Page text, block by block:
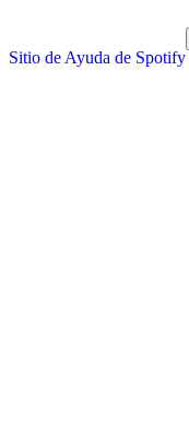
Sitio de Ayuda de Spotify